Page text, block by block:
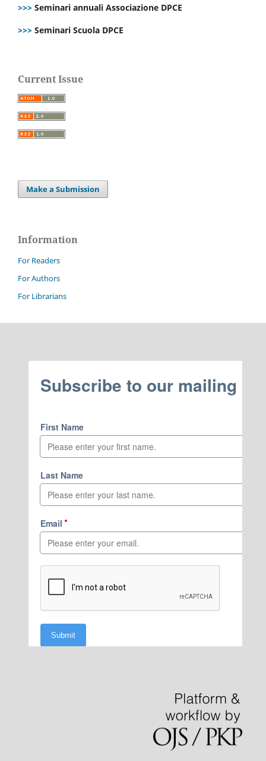
>>> Seminari annuali Associazione DPCE
>>> Seminari Scuola DPCE
Current Issue
Make a Submission
Information
For Readers
For Authors
For Librarians